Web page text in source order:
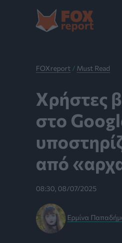
Μετάβαση
περιεχόμενο
FOXreport / Must Read
Χρήστες
στο
από
08:30, 08/07/2025
Ερμίνα